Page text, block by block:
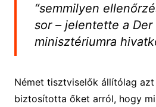
“semmilyen
sor – jelentette a Der
minisztériumra
Német tisztviselők állítólag
biztosította őket arról, hogy